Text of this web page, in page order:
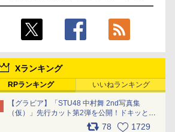
Xランキング
RPランキング いいねランキング
【グラビア】「STU48 中村舞 2nd写真集
（仮）」先行カット第2弾を公開！ドキッとす
るランジェリーカットなど新たな挑戦
78 1729